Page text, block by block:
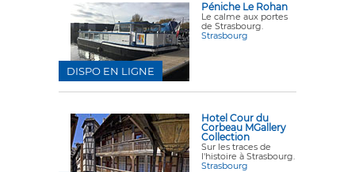
Péniche Le Rohan
Le calme aux portes
de Strasbourg.
Strasbourg
DISPO EN LIGNE
Hotel Cour du
Corbeau MGallery
Collection
Sur les traces de
l'histoire à Strasbourg.
Strasbourg